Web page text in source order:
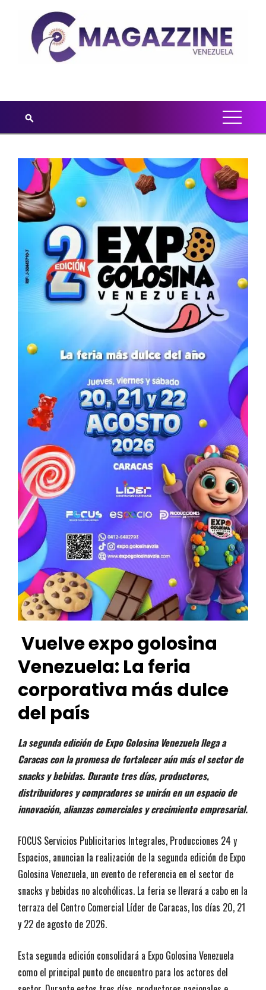
Vuelve expo golosina
Venezuela: La feria
corporativa más dulce
del país
La segunda edición de Expo Golosina Venezuela llega a
Caracas con la promesa de fortalecer aún más el sector de
snacks y bebidas. Durante tres días, productores,
distribuidores y compradores se unirán en un espacio de
innovación, alianzas comerciales y crecimiento empresarial.
FOCUS Servicios Publicitarios Integrales, Producciones 24 y
Espacios, anuncian la realización de la segunda edición de Expo
Golosina Venezuela, un evento de referencia en el sector de
snacks y bebidas no alcohólicas. La feria se llevará a cabo en la
terraza del Centro Comercial Líder de Caracas, los días 20, 21
y 22 de agosto de 2026.
Esta segunda edición consolidará a Expo Golosina Venezuela
como el principal punto de encuentro para los actores del